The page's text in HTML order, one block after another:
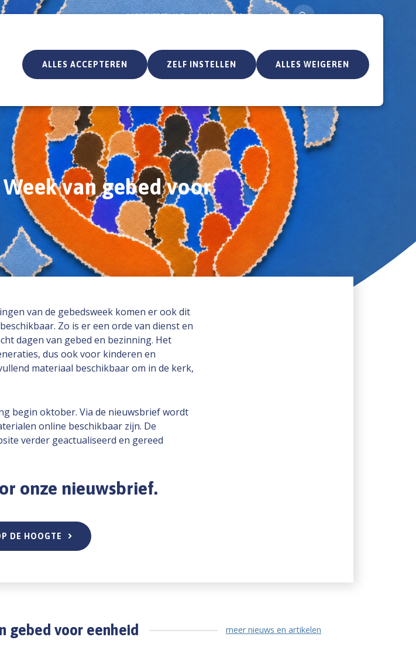
ALLES ACCEPTEREN ZELF INSTELLEN ALLES WEIGEREN
home nieuws en artikelen historie
MISSIENEDERLAND RAAD VAN KERKEN SKIN ZOEK
van gebed voor
van de gebedsweek komen er ook dit
Zo is er een orde van dienst en
dagen van gebed en bezinning. Het
dus ook voor kinderen en
materiaal beschikbaar om in de kerk,
begin oktober. Via de nieuwsbrief wordt
online beschikbaar zijn. De
verder geactualiseerd en gereed
onze nieuwsbrief.
DE HOOGTE
gebed voor eenheid meer nieuws en artikelen